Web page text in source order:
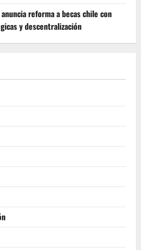
reforma a becas chile con
y descentralización